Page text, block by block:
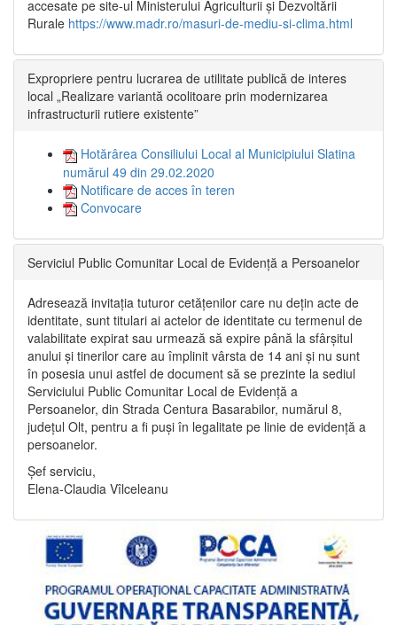
accesate pe site-ul Ministerului Agriculturii și Dezvoltării
Rurale https://www.madr.ro/masuri-de-mediu-si-clima.html
Expropriere pentru lucrarea de utilitate publică de interes
local „Realizare variantă ocolitoare prin modernizarea
infrastructurii rutiere existente”
Hotărârea Consiliului Local al Municipiului Slatina
numărul 49 din 29.02.2020
Notificare de acces în teren
Convocare
Serviciul Public Comunitar Local de Evidență a Persoanelor
Adresează invitația tuturor cetățenilor care nu dețin acte de
identitate, sunt titulari ai actelor de identitate cu termenul de
valabilitate expirat sau urmează să expire până la sfârșitul
anului și tinerilor care au împlinit vârsta de 14 ani și nu sunt
în posesia unui astfel de document să se prezinte la sediul
Serviciului Public Comunitar Local de Evidență a
Persoanelor, din Strada Centura Basarabilor, numărul 8,
județul Olt, pentru a fi puși în legalitate pe linie de evidență a
persoanelor.
Șef serviciu,
Elena-Claudia Vîlceleanu